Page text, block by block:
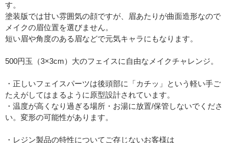
す。
塗装版では甘い雰囲気の顔ですが、眉あたりが曲面造形なので
メイクの眉位置を選びません。
短い眉や角度のある眉などで元気キャラにもなります。
500円玉（3×3cm）大のフェイスに自由なメイクチャレンジ。
・正しいフェイスパーツは後頭部に「カチッ」という軽い手ご
たえがしてはまるように原型設計されています。
・温度が高くなり過ぎる場所・お湯に放置/保管しないでくださ
い。変形の可能性があります。
・レジン製品の特性についてご存じないお客様は